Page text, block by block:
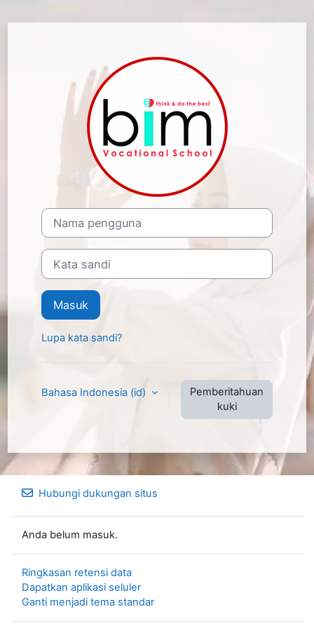
Masuk ke SMK
Nama pengguna
Kata sandi
Masuk
Lupa kata sandi?
Bahasa Indonesia ‎(id)‎
Pemberitahuan
kuki
Hubungi dukungan situs
Anda belum masuk.
Ringkasan retensi data
Dapatkan aplikasi seluler
Ganti menjadi tema standar